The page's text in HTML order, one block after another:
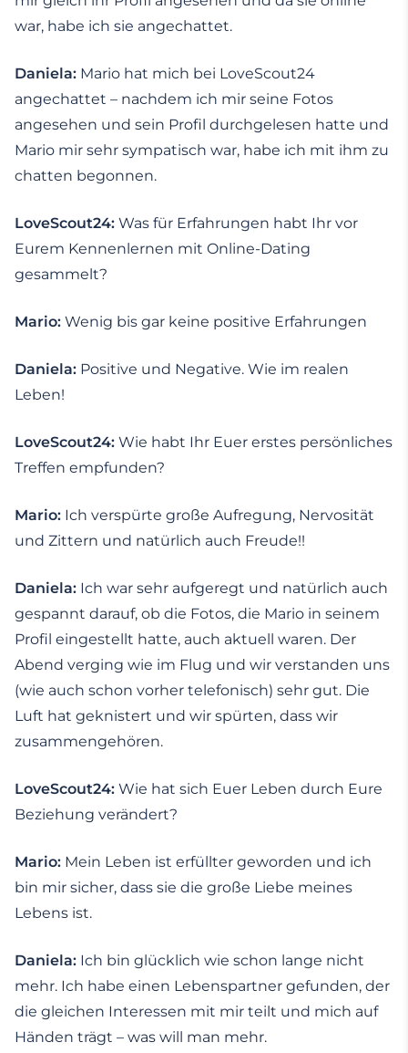
war, habe ich sie angechattet.
Daniela: Mario hat mich bei LoveScout24
angechattet – nachdem ich mir seine Fotos
angesehen und sein Profil durchgelesen hatte und
Mario mir sehr sympatisch war, habe ich mit ihm zu
chatten begonnen.
LoveScout24: Was für Erfahrungen habt Ihr vor
Eurem Kennenlernen mit Online-Dating
gesammelt?
Mario: Wenig bis gar keine positive Erfahrungen
Daniela: Positive und Negative. Wie im realen
Leben!
LoveScout24: Wie habt Ihr Euer erstes persönliches
Treffen empfunden?
Mario: Ich verspürte große Aufregung, Nervosität
und Zittern und natürlich auch Freude!!
Daniela: Ich war sehr aufgeregt und natürlich auch
gespannt darauf, ob die Fotos, die Mario in seinem
Profil eingestellt hatte, auch aktuell waren. Der
Abend verging wie im Flug und wir verstanden uns
(wie auch schon vorher telefonisch) sehr gut. Die
Luft hat geknistert und wir spürten, dass wir
zusammengehören.
LoveScout24: Wie hat sich Euer Leben durch Eure
Beziehung verändert?
Mario: Mein Leben ist erfüllter geworden und ich
bin mir sicher, dass sie die große Liebe meines
Lebens ist.
Daniela: Ich bin glücklich wie schon lange nicht
mehr. Ich habe einen Lebenspartner gefunden, der
die gleichen Interessen mit mir teilt und mich auf
Händen trägt – was will man mehr.